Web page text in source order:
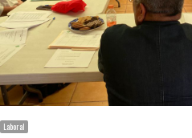
Laboral